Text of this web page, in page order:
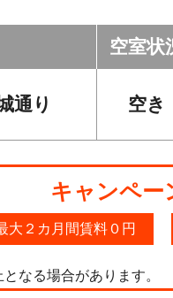
空室状
通り 空き
キャンペー
大２カ月間賃料０円
なる場合があります。